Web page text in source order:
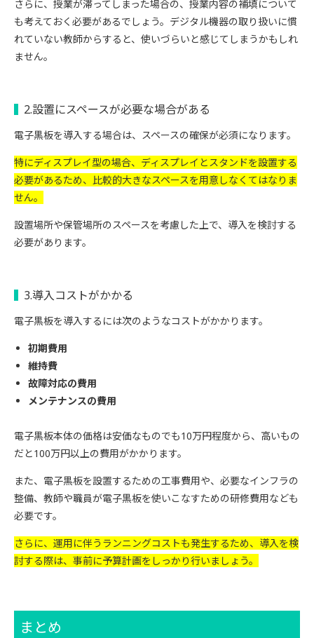
さらに、授業が滞ってしまった場合の、授業内容の補填について
も考えておく必要があるでしょう。デジタル機器の取り扱いに慣
れていない教師からすると、使いづらいと感じてしまうかもしれ
ません。
2.設置にスペースが必要な場合がある
電子黒板を導入する場合は、スペースの確保が必須になります。
特にディスプレイ型の場合、ディスプレイとスタンドを設置する
必要があるため、比較的大きなスペースを用意しなくてはなりま
せん。
設置場所や保管場所のスペースを考慮した上で、導入を検討する
必要があります。
3.導入コストがかかる
電子黒板を導入するには次のようなコストがかかります。
初期費用
維持費
故障対応の費用
メンテナンスの費用
電子黒板本体の価格は安価なものでも10万円程度から、高いもの
だと100万円以上の費用がかかります。
また、電子黒板を設置するための工事費用や、必要なインフラの
整備、教師や職員が電子黒板を使いこなすための研修費用なども
必要です。
さらに、運用に伴うランニングコストも発生するため、導入を検
討する際は、事前に予算計画をしっかり行いましょう。
まとめ